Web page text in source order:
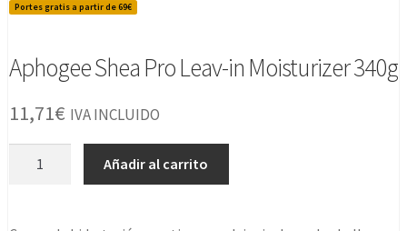
Portes gratis a partir de 69€
Aphogee Shea Pro Leav-in Moisturizer 340g
11,71€ IVA INCLUIDO
Añadir al carrito